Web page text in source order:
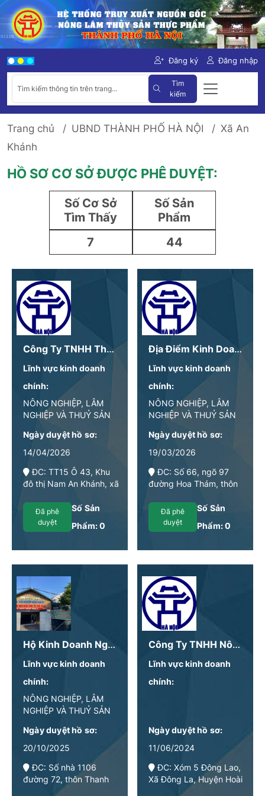
Đăng ký Đăng nhập
Tìm
kiếm
Trang chủ UBND THÀNH PHỐ HÀ NỘI
Xã An
Khánh
HỒ SƠ CƠ SỞ ĐƯỢC PHÊ DUYỆT:
Số Cơ Sở
Tìm Thấy
7
Số Sản
Phẩm
44
Công Ty TNHH Thực Phẩm BITEMEEE
Lĩnh vực kinh doanh
chính:
NÔNG NGHIỆP, LÂM
NGHIỆP VÀ THUỶ SẢN
Ngày duyệt hồ sơ:
14/04/2026
ĐC: TT15 Ô 43, Khu
đô thị Nam An Khánh, xã
Nội Đã phê
duyệt
Số Sản
Phẩm:0
Địa Điểm Kinh Doanh - Công Ty Cổ Phần AI
Lĩnh vực kinh doanh
chính:
NÔNG NGHIỆP, LÂM
NGHIỆP VÀ THUỶ SẢN
Ngày duyệt hồ sơ:
19/03/2026
ĐC: Số 66, ngõ 97
đường Hoa Thám, thôn
Hà NộiĐã phê
duyệt
Số Sản
Phẩm:0
Hộ Kinh Doanh Nguyễn Hữu Hùng 1975
Lĩnh vực kinh doanh
chính:
NÔNG NGHIỆP, LÂM
NGHIỆP VÀ THUỶ SẢN
Ngày duyệt hồ sơ:
20/10/2025
ĐC: Số nhà 1106
đường 72, thôn Thanh
Quang, xã An Thượng,
Công Ty TNHH Nông Nghiệp Sạch Sức Khoẻ Vàng
Lĩnh vực kinh doanh
chính:
Ngày duyệt hồ sơ:
11/06/2024
ĐC: Xóm 5 Đông Lao,
Xã Đông La, Huyện Hoài
Đức, Hà Nội